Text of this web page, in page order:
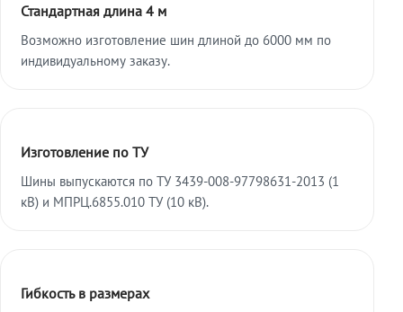
Стандартная длина 4 м
Возможно изготовление шин длиной до 6000 мм по
индивидуальному заказу.
Изготовление по ТУ
Шины выпускаются по ТУ 3439-008-97798631-2013 (1
кВ) и МПРЦ.6855.010 ТУ (10 кВ).
Гибкость в размерах